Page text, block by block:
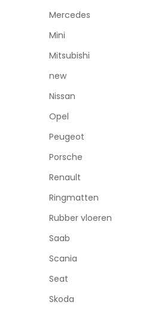
Mercedes
Mini
Mitsubishi
new
Nissan
Opel
Peugeot
Porsche
Renault
Ringmatten
Rubber vloeren
Saab
Scania
Seat
Skoda